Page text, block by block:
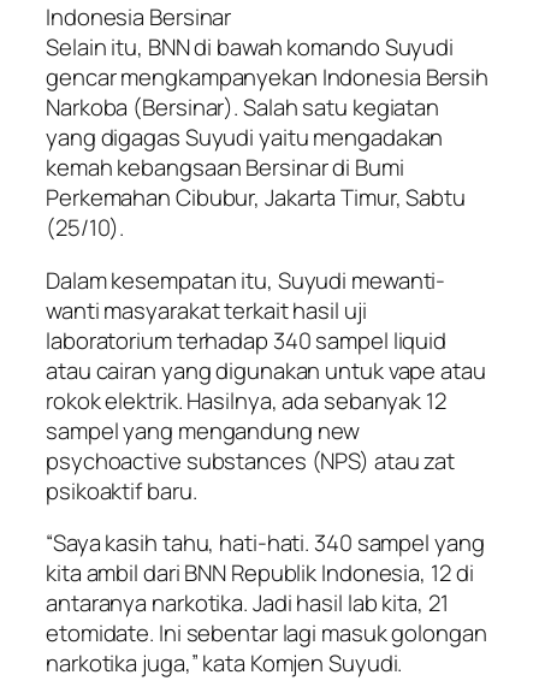
Indonesia Bersinar
Selain itu, BNN di bawah komando Suyudi
gencar mengkampanyekan Indonesia Bersih
Narkoba (Bersinar). Salah satu kegiatan
yang digagas Suyudi yaitu mengadakan
kemah kebangsaan Bersinar di Bumi
Perkemahan Cibubur, Jakarta Timur, Sabtu
(25/10).
Dalam kesempatan itu, Suyudi mewanti-
wanti masyarakat terkait hasil uji
laboratorium terhadap 340 sampel liquid
atau cairan yang digunakan untuk vape atau
rokok elektrik. Hasilnya, ada sebanyak 12
sampel yang mengandung new
psychoactive substances (NPS) atau zat
psikoaktif baru.
“Saya kasih tahu, hati-hati. 340 sampel yang
kita ambil dari BNN Republik Indonesia, 12 di
antaranya narkotika. Jadi hasil lab kita, 21
etomidate. Ini sebentar lagi masuk golongan
narkotika juga,” kata Komjen Suyudi.